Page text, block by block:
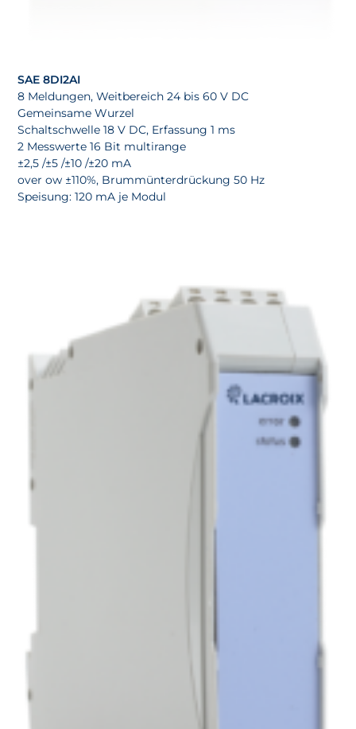
SAE 8DI2AI
8 Meldungen, Weitbereich 24 bis 60 V DC
Gemeinsame Wurzel
Schaltschwelle 18 V DC, Erfassung 1 ms
2 Messwerte 16 Bit multirange
±2,5 /±5 /±10 /±20 mA
over ow ±110%, Brummünterdrückung 50 Hz
Speisung: 120 mA je Modul